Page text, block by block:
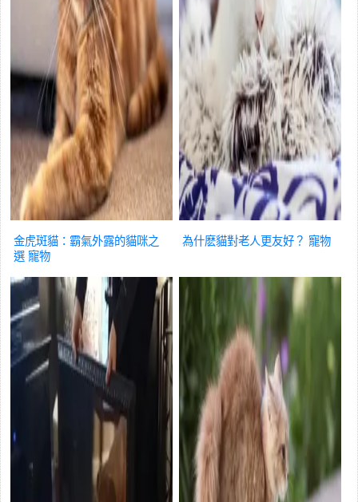
金虎斑貓：霸氣外露的貓咪之
選 寵物
為什麽貓對老人更友好？ 寵物